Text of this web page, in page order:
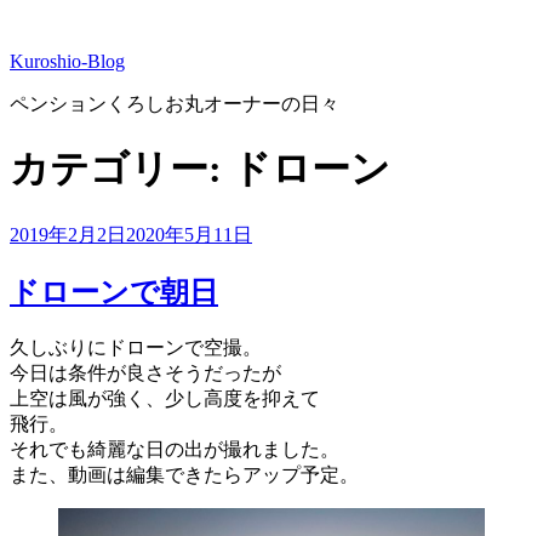
テ
ン
ス
ッ
プ
Kuroshio-Blog
ペンションくろしお丸オーナーの日々
カテゴリー: ドローン
投
日:
2019年2月2日 2020年5月11日
ドローンで朝日
久しぶりにドローンで空撮。
今日は条件が良さそうだったが
上空は風が強く、少し高度を抑えて
飛行。
それでも綺麗な日の出が撮れました。
また、動画は編集できたらアップ予定。